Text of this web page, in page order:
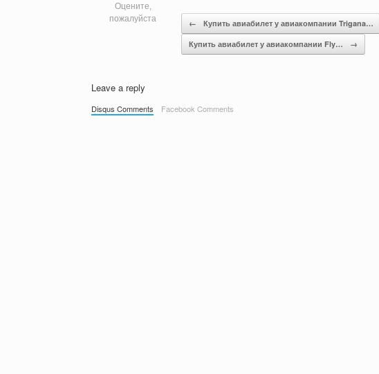
Оцените,
пожалуйста
Post navigation ←
Купить авиабилет у авиакомпании Trigana…
Купить авиабилет у авиакомпании Fly…
→
Leave a reply
Disqus Comments Facebook Comments